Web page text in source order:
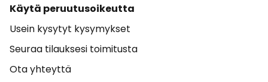
Käytä peruutusoikeutta
Usein kysytyt kysymykset
Seuraa tilauksesi toimitusta
Ota yhteyttä